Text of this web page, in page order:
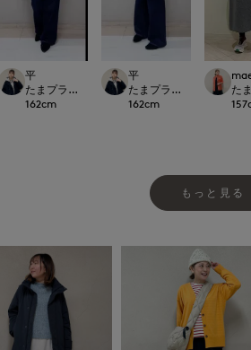
I.T.'S.international
平
たまプラーザ東急I.T.'S.international
162cm
平
たまプラーザ東急
162cm
た
157
もっと見る